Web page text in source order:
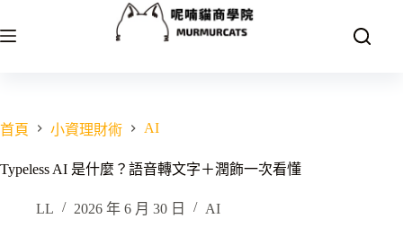
至
容
首頁 小資理財術 AI
Typeless AI 是什麼？語音轉文字＋潤飾一次看懂
LL 2026 年 6 月 30 日 AI